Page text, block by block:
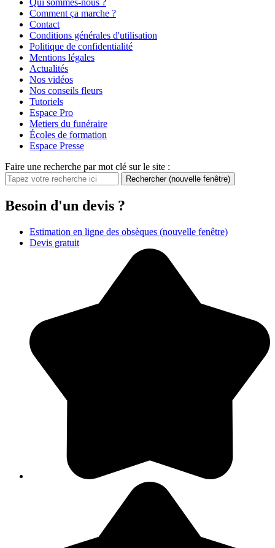
Qui sommes-nous ?
Comment ça marche ?
Contact
Conditions générales d'utilisation
Politique de confidentialité
Mentions légales
Actualités
Nos vidéos
Nos conseils fleurs
Tutoriels
Espace Pro
Metiers du funéraire
Écoles de formation
Espace Presse
Faire une recherche par mot clé sur le site :
Rechercher (nouvelle fenêtre)
Besoin d'un devis ?
Estimation en ligne des obsèques (nouvelle fenêtre)
Devis gratuit